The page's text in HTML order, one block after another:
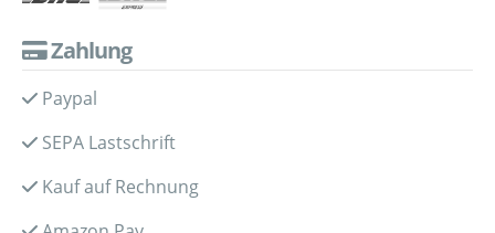
Zahlung
Paypal
SEPA Lastschrift
Kauf auf Rechnung